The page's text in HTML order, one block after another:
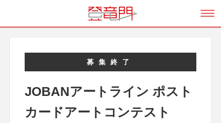
募集終了
JOBANアートライン ポスト
カードアートコンテスト